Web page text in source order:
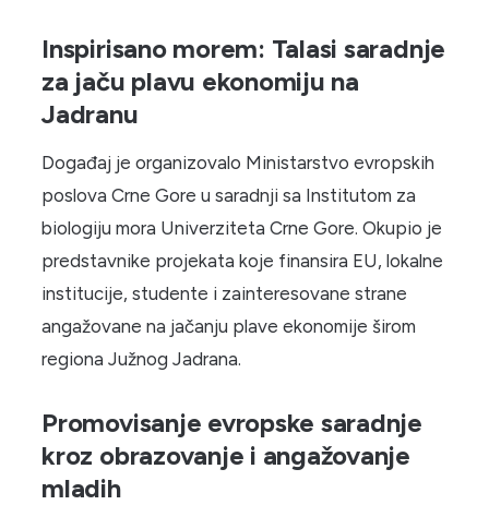
Inspirisano morem: Talasi saradnje
za jaču plavu ekonomiju na
Jadranu
Događaj je organizovalo Ministarstvo evropskih
poslova Crne Gore u saradnji sa Institutom za
biologiju mora Univerziteta Crne Gore. Okupio je
predstavnike projekata koje finansira EU, lokalne
institucije, studente i zainteresovane strane
angažovane na jačanju plave ekonomije širom
regiona Južnog Jadrana.
Promovisanje evropske saradnje
kroz obrazovanje i angažovanje
mladih